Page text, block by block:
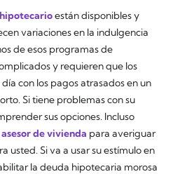
están disponibles y
variaciones en la indulgencia
de esos programas de
y requieren que los
con los pagos atrasados en un
Si tiene problemas con su
sus opciones. Incluso
asesor de vivienda para averiguar
usted. Si va a usar su estímulo en
la deuda hipotecaria morosa